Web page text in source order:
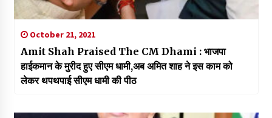
October 21, 2021
Amit Shah Praised The CM Dhami : भाजपा
हाईकमान के मुरीद हुए सीएम धामी,अब अमित शाह ने इस काम को
लेकर थपथपाई सीएम धामी की पीठ